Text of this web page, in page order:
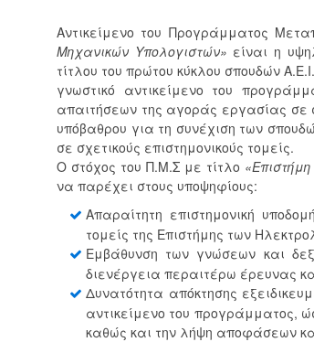
Αντικείμενο του Προγράμματος
Μηχανικών Υπολογιστών» είναι η
τίτλου του πρώτου κύκλου σπουδών
γνωστικό αντικείμενο του
απαιτήσεων της αγοράς εργασίας σε
υπόβαθρου για τη συνέχιση των
σε σχετικούς επιστημονικούς τομείς.
Ο στόχος του Π.Μ.Σ με τίτλο
να παρέχει στους υποψηφίους:
Απαραίτητη επιστημονική
τομείς της Επιστήμης των
Εμβάθυνση των γνώσεων και
διενέργεια περαιτέρω έρευνας
Δυνατότητα απόκτησης
αντικείμενο του προγράμματος,
καθώς και την λήψη αποφάσεων